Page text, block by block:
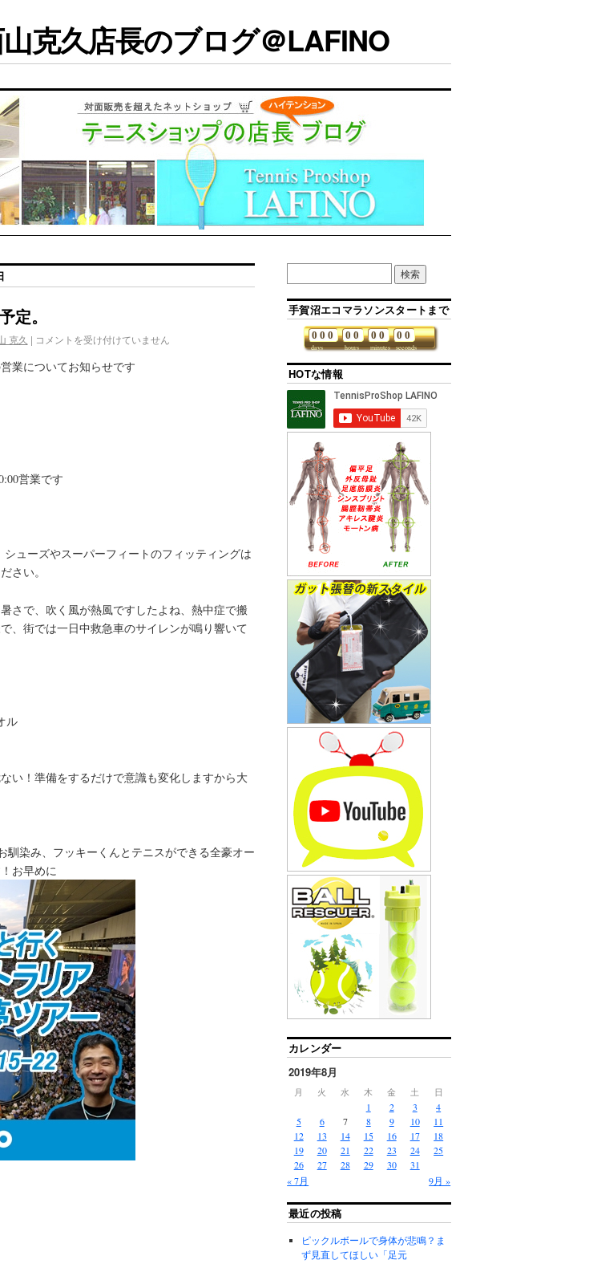
克久店長のブログ＠LAFINO
定。
克久 | コメントを受け付けていません
業についてお知らせです
営業です
ューズやスーパーフィートのフィッティングは
さい。
さで、吹く風が熱風ですしたよね、熱中症で搬
、街では一日中救急車のサイレンが鳴り響いて
ル
い！準備をするだけで意識も変化しますから大
馴染み、フッキーくんとテニスができる全豪オー
お早めに
手賀沼エコマラソンスタートまで
days
0 0 0
hours
0 0
minutes
0 0
seconds
0 0
HOTな情報
カレンダー
2019年8月
月 火 水 木 金 土 日
« 7月 9月 »
1 2 3
4
5
6 7 8 9 10
11
12
13 14 15 16 17
18
19
20 21 22 23 24
25
26
27 28 29 30 31
最近の投稿
ピックルボールで身体が悲鳴？ま
ず見直してほしい「足元